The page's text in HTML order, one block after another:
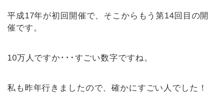
平成17年が初回開催で、そこからもう第14回目の開
催です。
10万人ですか･･･すごい数字ですね。
私も昨年行きましたので、確かにすごい人でした！